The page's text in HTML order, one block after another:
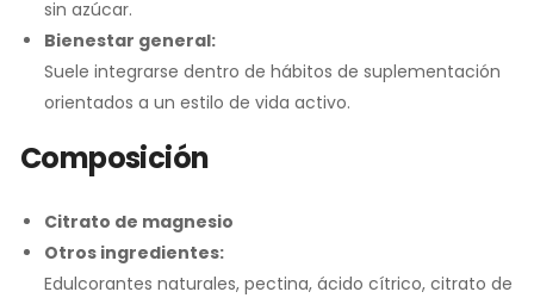
sin azúcar.
Bienestar general:
Suele integrarse dentro de hábitos de suplementación
orientados a un estilo de vida activo.
Composición
Citrato de magnesio
Otros ingredientes:
Edulcorantes naturales, pectina, ácido cítrico, citrato de